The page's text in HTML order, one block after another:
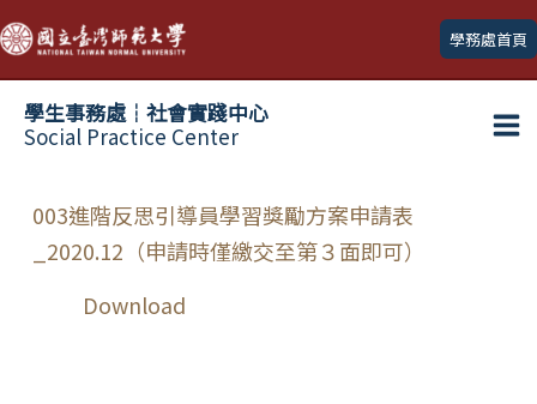
跳
至
主
學務處首頁
學生事務處┆社會實踐中心
Social Practice Center
003進階反思引導員學習獎勵方案申請表
_2020.12（申請時僅繳交至第３面即可）
Download